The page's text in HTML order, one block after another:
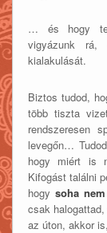
… és hogy
vigyázunk rá,
kialakulását.
Biztos tudod,
több tiszta
rendszeresen
levegőn…
hogy miért is
Kifogást találni
hogy soha
csak
az úton, akkor